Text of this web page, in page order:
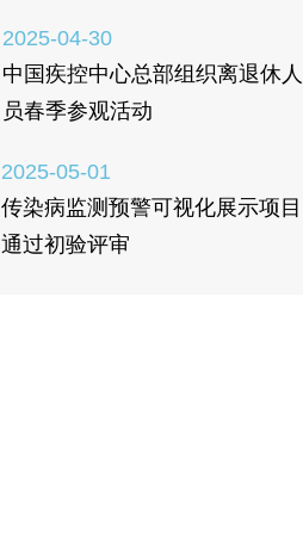
2025-04-30
中国疾控中心总部组织离退休人
员春季参观活动
2025-05-01
传染病监测预警可视化展示项目
通过初验评审